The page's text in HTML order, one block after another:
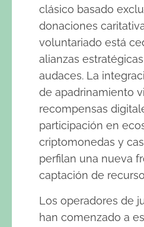
clásico basado
donaciones
voluntariado está
alianzas
audaces. La
de apadrinamiento
recompensas
participación en
criptomonedas y
perfilan una nueva
captación de
Los operadores de
han comenzado a